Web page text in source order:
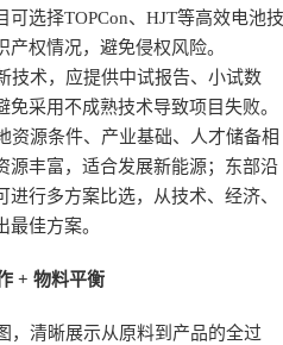
选择TOPCon、HJT等高效电池技
权情况，避免侵权风险。
技术，应提供中试报告、小试数
采用不成熟技术导致项目失败。
资源条件、产业基础、人才储备相
源丰富，适合发展新能源；东部沿
行多方案比选，从技术、经济、
佳方案。
+ 物料平衡
，清晰展示从原料到产品的全过